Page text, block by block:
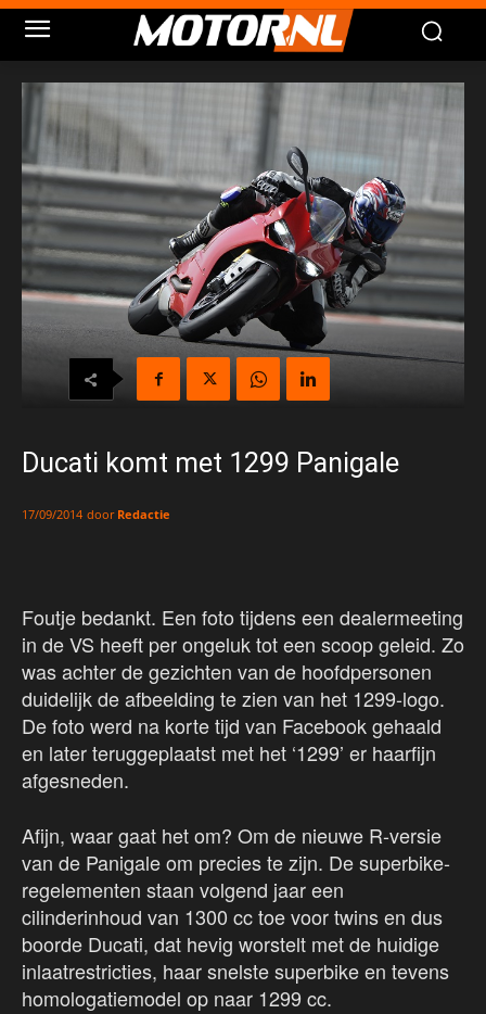
Ducati komt met 1299 Panigale
17/09/2014 door Redactie
Foutje bedankt. Een foto tijdens een dealermeeting
in de VS heeft per ongeluk tot een scoop geleid. Zo
was achter de gezichten van de hoofdpersonen
duidelijk de afbeelding te zien van het 1299-logo.
De foto werd na korte tijd van Facebook gehaald
en later teruggeplaatst met het ‘1299’ er haarfijn
afgesneden.
Afijn, waar gaat het om? Om de nieuwe R-versie
van de Panigale om precies te zijn. De superbike-
regelementen staan volgend jaar een
cilinderinhoud van 1300 cc toe voor twins en dus
boorde Ducati, dat hevig worstelt met de huidige
inlaatrestricties, haar snelste superbike en tevens
homologatiemodel op naar 1299 cc.